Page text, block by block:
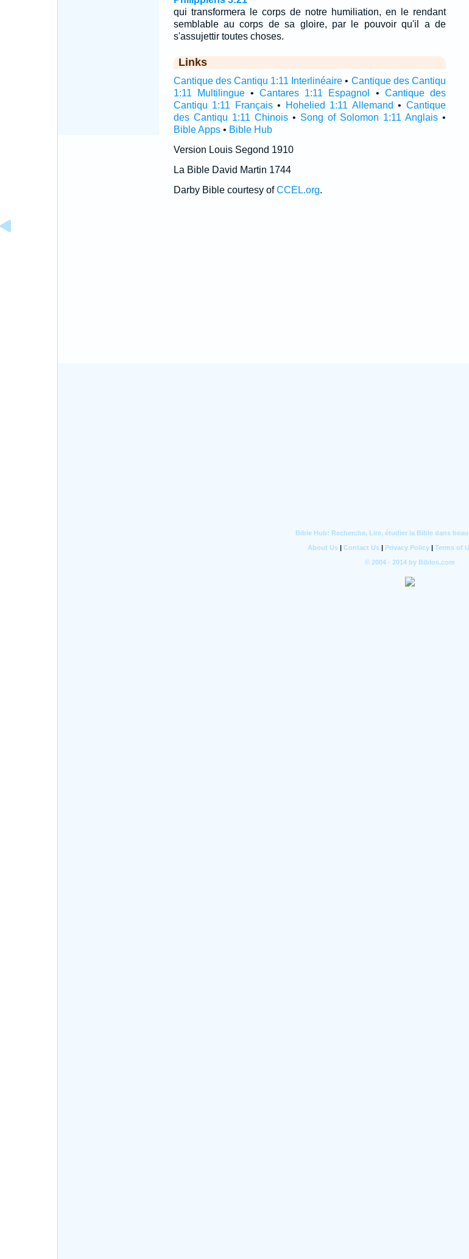
qui transformera le corps de notre humiliation, en le rendant
semblable au corps de sa gloire, par le pouvoir qu'il a de
s'assujettir toutes choses.
Links
Cantique des Cantiqu 1:11 Interlinéaire • Cantique des Cantiqu
1:11 Multilingue•Cantares 1:11 Espagnol • Cantique des
Cantiqu 1:11 Français• Hohelied 1:11 Allemand • Cantique
des Cantiqu 1:11 Chinois• Song of Solomon 1:11 Anglais•
Bible Apps• Bible Hub
Version Louis Segond 1910
La Bible David Martin 1744
Darby Bible courtesy ofCCEL.org.